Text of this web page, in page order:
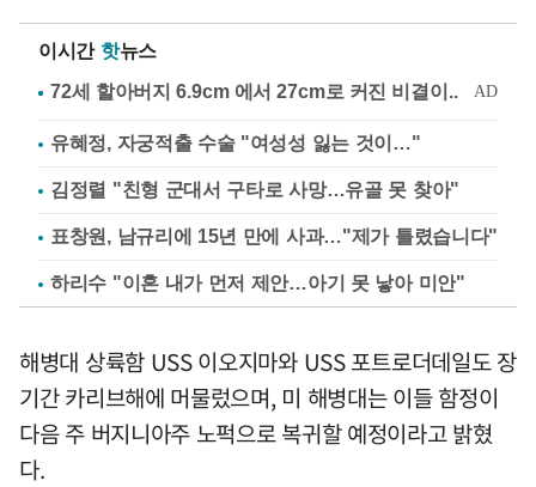
이시간 핫뉴스
유혜정, 자궁적출 수술 "여성성 잃는 것이…"
김정렬 "친형 군대서 구타로 사망…유골 못 찾아"
표창원, 남규리에 15년 만에 사과…"제가 틀렸습니다"
하리수 "이혼 내가 먼저 제안…아기 못 낳아 미안"
해병대 상륙함 USS 이오지마와 USS 포트로더데일도 장
기간 카리브해에 머물렀으며, 미 해병대는 이들 함정이
다음 주 버지니아주 노퍽으로 복귀할 예정이라고 밝혔
다.